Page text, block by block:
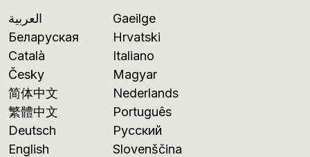
العربية
Беларуская
Català
Česky
简体中文
繁體中文
Deutsch
English
Gaeilge
Hrvatski
Italiano
Magyar
Nederlands
Português
Русский
Slovenščina